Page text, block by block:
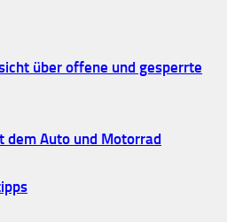
über offene und gesperrte
dem Auto und Motorrad